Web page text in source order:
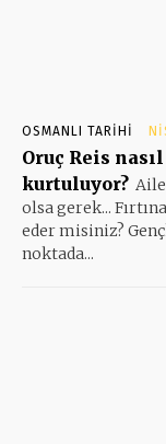
OSMANLI TARIHI
Oruç Reis
kurtuluyor?
olsa gerek...
eder misiniz?
noktada...